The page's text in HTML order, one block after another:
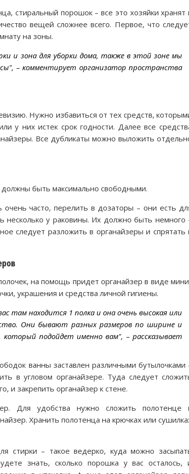
стиральный порошок – все это хозяйки хранят
вещей сложнее всего. Первое, что
на зоны.
и зона для уборки дома, также в этой зоне мы
– комментирует организатор пространства
Нужно избавиться от тех средств,
у них истек срок годности. Далее все
Все дубликаты можно выложить
должны быть максимально свободными.
часто, перелить в дозаторы – они есть
несколько у раковины. Их должно быть немного
следует разложить в органайзеры и спрятать
на помощь придет органайзер в виде
украшения и средства личной гигиены.
там находится 1 полка и она очень высокая или
Они бывают разных размеров по ширине и
подойдет именно вам", – рассказывает
ванны заставлен различными бутылочками
в угловом органайзере. Туда следует
и закрепить органайзер к стене.
Для удобства нужно сложить полотенце
Хранить полотенца на крючках или
стирки – такое ведерко, куда можно
знать, сколько порошка у вас осталось,